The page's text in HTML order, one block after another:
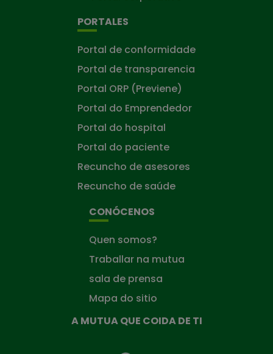
PORTALES
Portal de conformidade
Portal de transparencia
Portal ORP (Previene)
Portal do Emprendedor
Portal do hospital
Portal do paciente
Recuncho de asesores
Recuncho de saúde
CONÓCENOS
Quen somos?
Traballar na mutua
sala de prensa
Mapa do sitio
A MUTUA QUE COIDA DE TI